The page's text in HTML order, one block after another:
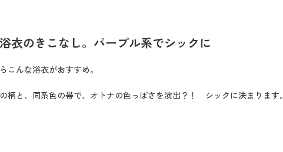
衣のきこなし。パープル系でシックに
こんな浴衣がおすすめ。
柄と、同系色の帯で、オトナの色っぽさを演出？！ シックに決まります。